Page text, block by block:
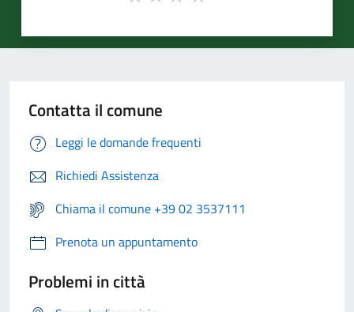
Contatta il comune
Leggi le domande frequenti
Richiedi Assistenza
Chiama il comune +39 02 3537111
Prenota un appuntamento
Problemi in città